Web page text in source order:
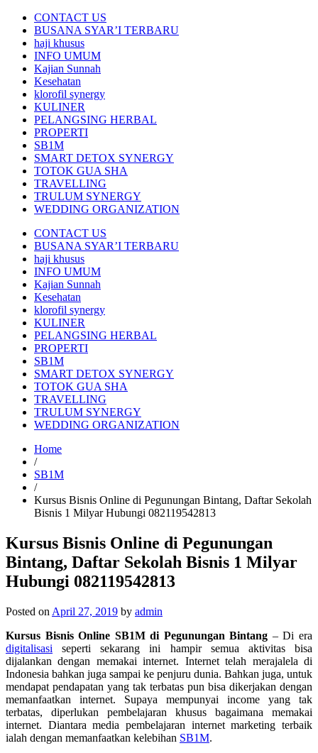
CONTACT US
BUSANA SYAR’I TERBARU
haji khusus
INFO UMUM
Kajian Sunnah
Kesehatan
klorofil synergy
KULINER
PELANGSING HERBAL
PROPERTI
SB1M
SMART DETOX SYNERGY
TOTOK GUA SHA
TRAVELLING
TRULUM SYNERGY
WEDDING ORGANIZATION
CONTACT US
BUSANA SYAR’I TERBARU
haji khusus
INFO UMUM
Kajian Sunnah
Kesehatan
klorofil synergy
KULINER
PELANGSING HERBAL
PROPERTI
SB1M
SMART DETOX SYNERGY
TOTOK GUA SHA
TRAVELLING
TRULUM SYNERGY
WEDDING ORGANIZATION
Home
/
SB1M
/
Kursus Bisnis Online di Pegunungan Bintang, Daftar Sekolah
Bisnis 1 Milyar Hubungi 082119542813
Kursus Bisnis Online di Pegunungan
Bintang, Daftar Sekolah Bisnis 1 Milyar
Hubungi 082119542813
Posted on April 27, 2019 by admin
Kursus Bisnis Online SB1M di Pegunungan Bintang – Di era
digitalisasi seperti sekarang ini hampir semua aktivitas bisa
dijalankan dengan memakai internet. Internet telah merajalela di
Indonesia bahkan juga sampai ke penjuru dunia. Bahkan juga, untuk
mendapat pendapatan yang tak terbatas pun bisa dikerjakan dengan
memanfaatkan internet. Supaya mempunyai income yang tak
terbatas, diperlukan pembelajaran khusus bagaimana memakai
internet. Diantara media pembelajaran internet marketing terbaik
ialah dengan memanfaatkan kelebihan SB1M.